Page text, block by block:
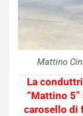
Mattino
La
“Mattino
carosello di